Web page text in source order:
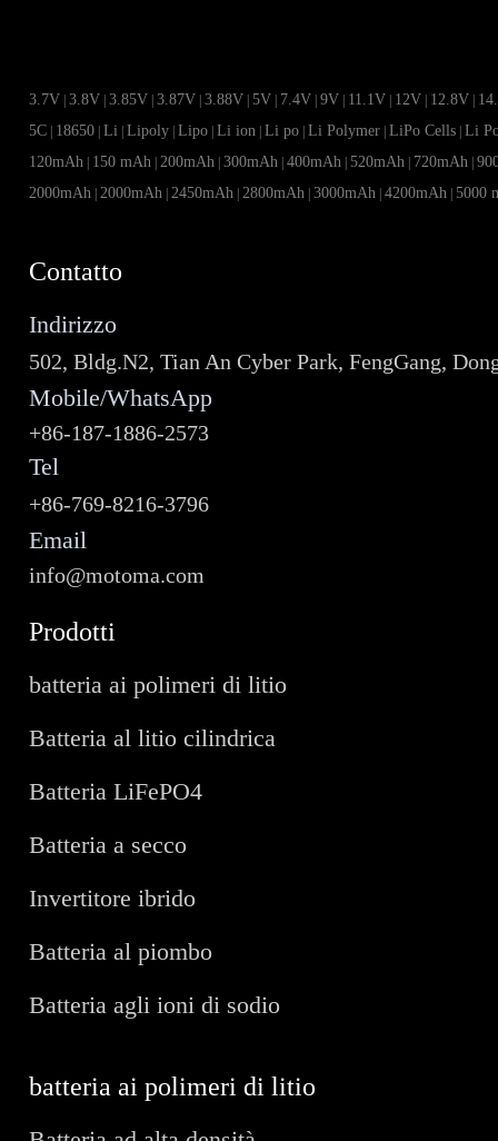
3.7V |3.8V |3.85V |3.87V |3.88V 5V 7.4V |9V 11.1V 12V 12.8V
5C 18650 |Li |Lipoly |Lipo |Li ion |Li po |Li Polymer |LiPo Cells |Li
120mAh 150 mAh |200mAh |300mAh |400mAh 520mAh 720mAh |
2000mAh |2000mAh |2450mAh |2800mAh |3000mAh |4200mAh 5000
Contatto
Indirizzo
502, Bldg.N2, Tian An Cyber Park, FengGang,
Mobile/WhatsApp
+86-187-1886-2573
Tel
+86-769-8216-3796
Email
info@motoma.com
Prodotti
batteria ai polimeri di litio
Batteria al litio cilindrica
Batteria LiFePO4
Batteria a secco
Invertitore ibrido
Batteria al piombo
Batteria agli ioni di sodio
batteria ai polimeri di litio